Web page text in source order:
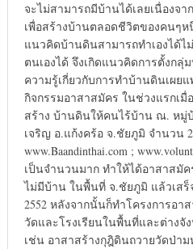
จะไม่สามารถมีบ้านได้เลยเนื่องจา
เพื่อสร้างบ้านตลอดชีวิตของคนๆ
แนวคิดบ้านดินสามารถทำเองได้
ตนเองได้ จึงเกิดแนวคิดการตั้งก
ความรู้เกี่ยวกับการทำบ้านดินเผย
กิจกรรมอาสาสมัคร ในช่วงแรกเมื่
สร้าง บ้านดินให้คนไร้บ้าน ณ. หมู่
เจริญ อ.แก้งคร้อ จ.ชัยภูมิ จำนวน
www.Baandinthai.com ;
เป็นจำนวนมาก ทำให้ได้อาสาสมั
ไม่มีบ้าน ในพื้นที่ จ.ชัยภูมิ แล้วเสร็
2552 หลังจากนั้นก็ทำโครงการอ
วัดและโรงเรียนในพื้นที่และต่างจั
เช่น อาสาสร้างกุฎิดินถวายวัดป่า